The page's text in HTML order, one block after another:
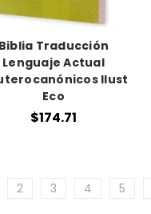
Traducción
Lenguaje Actual
Ilust
Eco
$174.71
2 3 4 5